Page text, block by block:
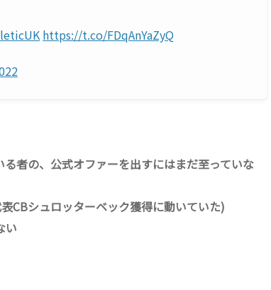
https://t.co/FDqAnYaZyQ
者の、公式オファーを出すにはまだ至っていな
CBシュロッターベック獲得に動いていた)
い